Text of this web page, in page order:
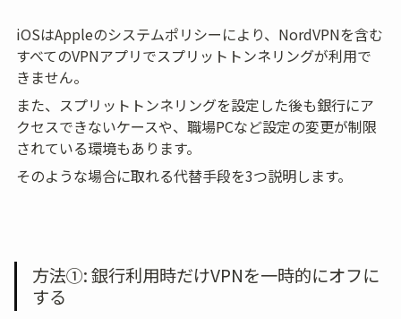
iOSはAppleのシステムポリシーにより、NordVPNを含む
すべてのVPNアプリでスプリットトンネリングが利用で
きません。
また、スプリットトンネリングを設定した後も銀行にア
クセスできないケースや、職場PCなど設定の変更が制限
されている環境もあります。
そのような場合に取れる代替手段を3つ説明します。
方法①: 銀行利用時だけVPNを一時的にオフに
する